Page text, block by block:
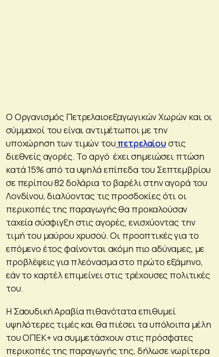
Ο Οργανισμός Πετρελαιοεξαγωγικών Χωρών και οι
σύμμαχοί του είναι αντιμέτωποι με την
υποχώρηση των τιμών τουπετρελαίου στις
διεθνείς αγορές. Το αργό έχει σημειώσει πτώση
κατά 15% από τα υψηλά επίπεδα του Σεπτεμβρίου
σε περίπου 82 δολάρια το βαρέλι στην αγορά του
Λονδίνου, διαλύοντας τις προσδοκίες ότι οι
περικοπές της παραγωγής θα προκαλούσαν
ταχεία σύσφιγξη στις αγορές, ενισχύοντας την
τιμή του μαύρου χρυσού. Οι προοπτικές για το
επόμενο έτος φαίνονται ακόμη πιο αδύναμες, με
προβλέψεις για πλεόνασμα στο πρώτο εξάμηνο,
εάν το καρτέλ επιμείνει στις τρέχουσες πολιτικές
του.
Η Σαουδική Αραβία πιθανότατα επιθυμεί
υψηλότερες τιμές και θα πιέσει τα υπόλοιπα μέλη
του ΟΠΕΚ+ να συμμετάσχουν στις πρόσφατες
περικοπές της παραγωγής της, δήλωσε νωρίτερα